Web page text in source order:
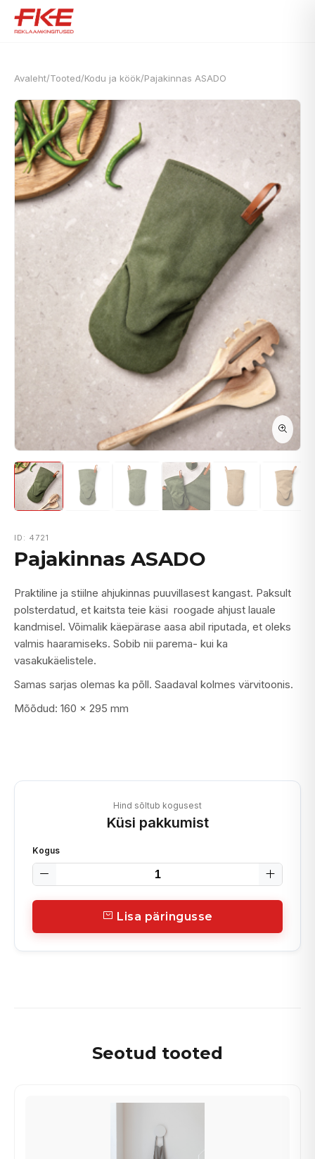
Avaleht/Tooted/Kodu ja köök/Pajakinnas ASADO
ID: 4721
Pajakinnas ASADO
Praktiline ja stiilne ahjukinnas puuvillasest kangast. Paksult
polsterdatud, et kaitsta teie käsi roogade ahjust lauale
kandmisel. Võimalik käepärase aasa abil riputada, et oleks
valmis haaramiseks. Sobib nii parema- kui ka
vasakukäelistele.
Samas sarjas olemas ka põll. Saadaval kolmes värvitoonis.
Mõõdud: 160 x 295 mm
Hind sõltub kogusest
Küsi pakkumist
Kogus
Lisa päringusse
Seotud tooted